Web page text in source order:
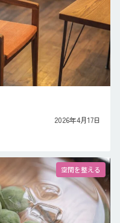
2026年4月17日
空間を整える